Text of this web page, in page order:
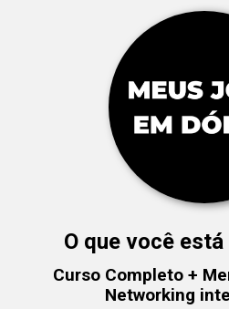
O que você
Curso Completo +
Networking